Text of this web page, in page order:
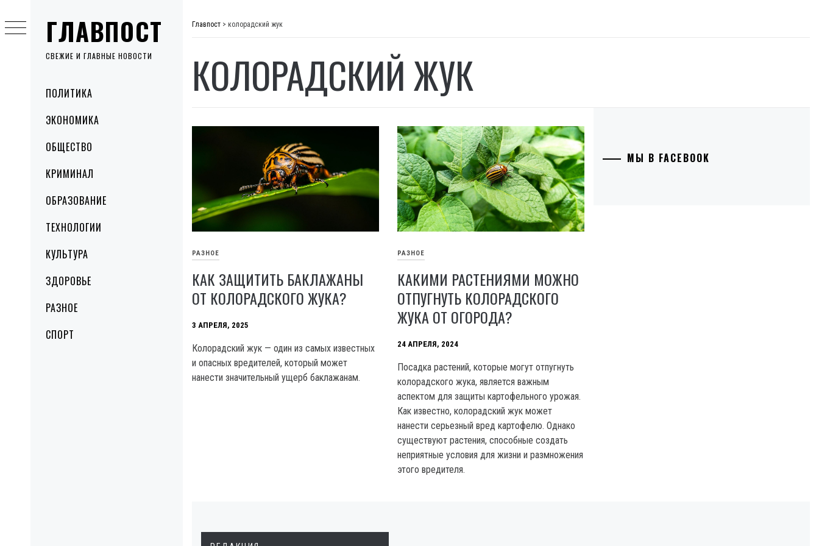
ГЛАВПОСТ
СВЕЖИЕ И ГЛАВНЫЕ НОВОСТИ
MenuПОЛИТИКА
ЭКОНОМИКА
ОБЩЕСТВО
КРИМИНАЛ
ОБРАЗОВАНИЕ
ТЕХНОЛОГИИ
КУЛЬТУРА
ЗДОРОВЬЕ
РАЗНОЕ
СПОРТ
to
content
Главпост > колорадский жук
КОЛОРАДСКИЙ ЖУК
РАЗНОЕ
КАК ЗАЩИТИТЬ БАКЛАЖАНЫ
ОТ КОЛОРАДСКОГО ЖУКА?
3 АПРЕЛЯ, 2025
Колорадский жук — один из самых известных
и опасных вредителей, который может
нанести значительный ущерб баклажанам.
РАЗНОЕ
КАКИМИ РАСТЕНИЯМИ МОЖНО
ОТПУГНУТЬ КОЛОРАДСКОГО
ЖУКА ОТ ОГОРОДА?
24 АПРЕЛЯ, 2024
Посадка растений, которые могут отпугнуть
колорадского жука, является важным
аспектом для защиты картофельного урожая.
Как известно, колорадский жук может
нанести серьезный вред картофелю. Однако
существуют растения, способные создать
неприятные условия для жизни и размножения
этого вредителя.
МЫ В FACEBOOK